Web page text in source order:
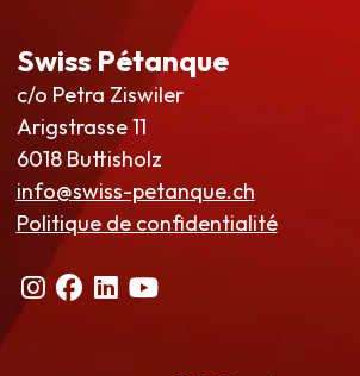
Swiss Pétanque
c/o Petra Ziswiler
Arigstrasse 11
6018 Buttisholz
info@swiss-petanque.ch
Politique de confidentialité